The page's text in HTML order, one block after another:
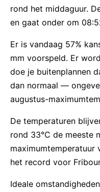
rond het middaguur.
en gaat onder om
Er is vandaag 57%
mm voorspeld. Er
doe je buitenplannen
dan normaal —
augustus-
De temperaturen
rond 33°C de meeste
maximumtemperatuur
het record voor
Ideale